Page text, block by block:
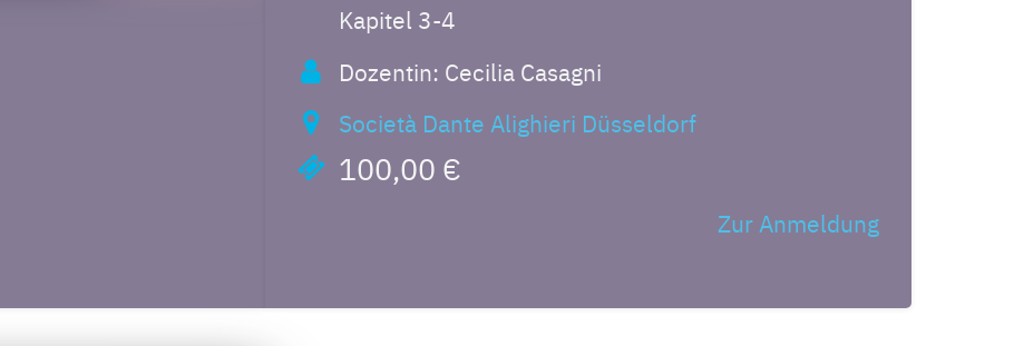
Kapitel 3-4
Dozentin: Cecilia Casagni
Società Dante Alighieri Düsseldorf
100,00 €
Zur Anmeldung